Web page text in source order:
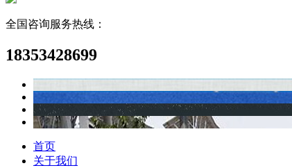
全国咨询服务热线：
18353428699
首页
关于我们